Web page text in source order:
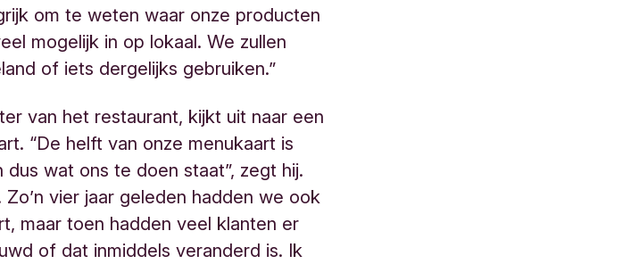
om te weten waar onze producten
mogelijk in op lokaal. We zullen
of iets dergelijks gebruiken.”
van het restaurant, kijkt uit naar een
“De helft van onze menukaart is
wat ons te doen staat”, zegt hij.
vier jaar geleden hadden we ook
maar toen hadden veel klanten er
of dat inmiddels veranderd is. Ik